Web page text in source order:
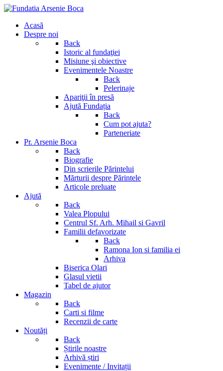
Acasă
Despre noi
Back
Istoric al fundaţiei
Misiune şi obiective
Evenimentele Noastre
Back
Pelerinaje
Apariţii în presă
Ajută Fundația
Back
Cum pot ajuta?
Parteneriate
Pr. Arsenie Boca
Back
Biografie
Din scrierile Părintelui
Mărturii despre Părintele
Articole preluate
Ajută
Back
Valea Plopului
Centrul Sf. Arh. Mihail si Gavril
Familii defavorizate
Back
Ramona Ion si familia ei
Arhiva
Biserica Olari
Glasul vietii
Tabel de ajutor
Magazin
Back
Carti si filme
Recenzii de carte
Noutăți
Back
Știrile noastre
Arhivă știri
Evenimente / Invitații